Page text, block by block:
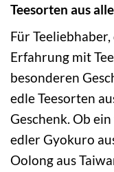
Teesorten aus
Für
Erfahrung mit
besonderen
edle Teesorten
Geschenk. Ob
edler Gyokuro
Oolong aus